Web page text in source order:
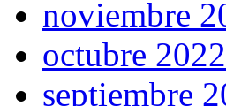
noviembre
octubre 2022
septiembre